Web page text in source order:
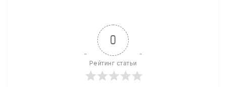
0
Рейтинг статьи